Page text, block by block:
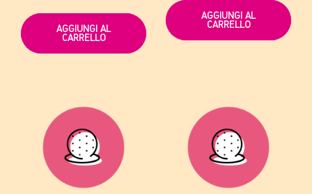
AGGIUNGI AL
CARRELLO
AGGIUNGI AL
CARRELLO